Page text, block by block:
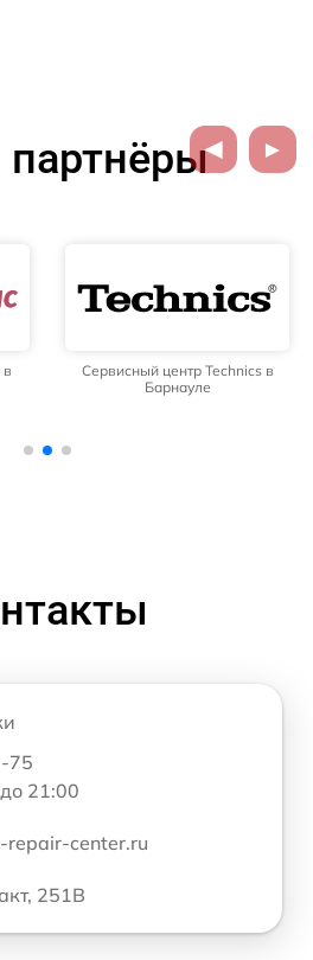
в
Сервисный центр Technics в
Барнауле
75
21:00
repair-center.ru
251В